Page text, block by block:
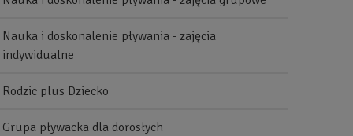
Nauka i doskonalenie pływania - zajęcia
indywidualne
Rodzic plus Dziecko
Grupa pływacka dla dorosłych